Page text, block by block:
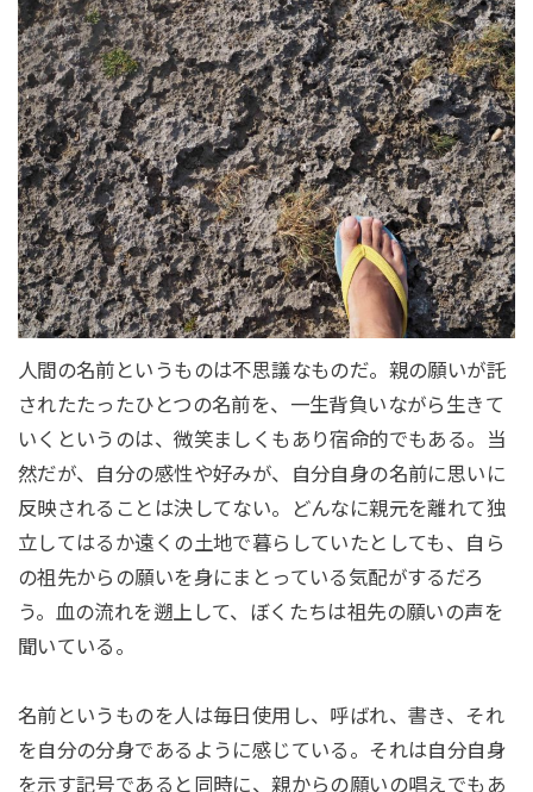
人間の名前というものは不思議なものだ。親の願いが託
されたたったひとつの名前を、一生背負いながら生きて
いくというのは、微笑ましくもあり宿命的でもある。当
然だが、自分の感性や好みが、自分自身の名前に思いに
反映されることは決してない。どんなに親元を離れて独
立してはるか遠くの土地で暮らしていたとしても、自ら
の祖先からの願いを身にまとっている気配がするだろ
う。血の流れを遡上して、ぼくたちは祖先の願いの声を
聞いている。
名前というものを人は毎日使用し、呼ばれ、書き、それ
を自分の分身であるように感じている。それは自分自身
を示す記号であると同時に、親からの願いの唱えでもあ